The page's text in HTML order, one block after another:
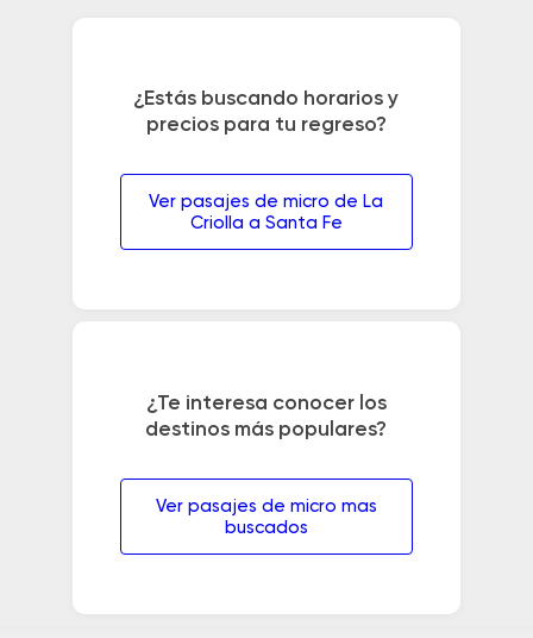
¿Estás buscando horarios y
precios para tu regreso?
Ver pasajes de micro de La
Criolla a Santa Fe
¿Te interesa conocer los
destinos más populares?
Ver pasajes de micro mas
buscados